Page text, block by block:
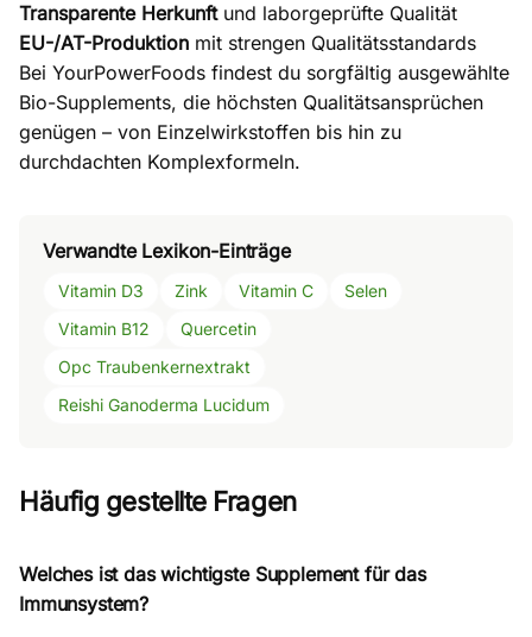
Transparente Herkunftund laborgeprüfte Qualität
EU-/AT-Produktion mit strengen Qualitätsstandards
Bei YourPowerFoods findest du sorgfältig ausgewählte
Bio-Supplements, die höchsten Qualitätsansprüchen
genügen – von Einzelwirkstoffen bis hin zu
durchdachten Komplexformeln.
Verwandte Lexikon-Einträge
Vitamin D3 Zink Vitamin C
Selen
Vitamin B12
Quercetin
Opc Traubenkernextrakt
Reishi Ganoderma Lucidum
Häufig gestellte Fragen
Welches ist das wichtigste Supplement für das
Immunsystem?